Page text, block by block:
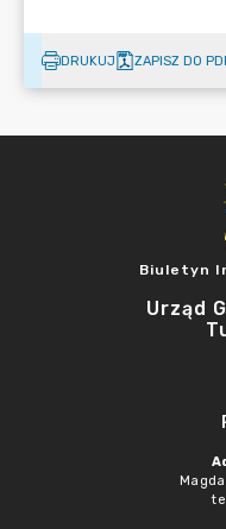
DRUKUJ ZAPISZ DO
Biuletyn
Urząd